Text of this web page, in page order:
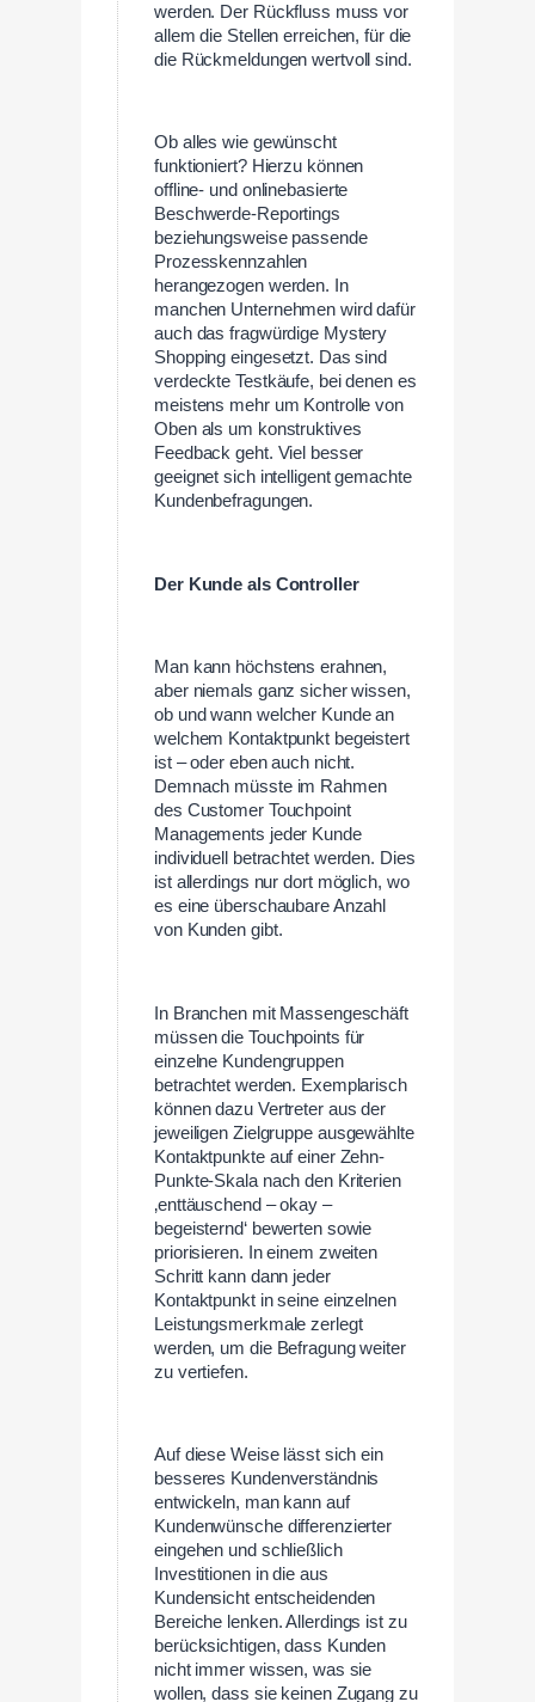
werden. Der Rückfluss muss vor
allem die Stellen erreichen, für die
die Rückmeldungen wertvoll sind.
Ob alles wie gewünscht
funktioniert? Hierzu können
offline- und onlinebasierte
Beschwerde-Reportings
beziehungsweise passende
Prozesskennzahlen
herangezogen werden. In
manchen Unternehmen wird dafür
auch das fragwürdige Mystery
Shopping eingesetzt. Das sind
verdeckte Testkäufe, bei denen es
meistens mehr um Kontrolle von
Oben als um konstruktives
Feedback geht. Viel besser
geeignet sich intelligent gemachte
Kundenbefragungen.
Der Kunde als Controller
Man kann höchstens erahnen,
aber niemals ganz sicher wissen,
ob und wann welcher Kunde an
welchem Kontaktpunkt begeistert
ist – oder eben auch nicht.
Demnach müsste im Rahmen
des Customer Touchpoint
Managements jeder Kunde
individuell betrachtet werden. Dies
ist allerdings nur dort möglich, wo
es eine überschaubare Anzahl
von Kunden gibt.
In Branchen mit Massengeschäft
müssen die Touchpoints für
einzelne Kundengruppen
betrachtet werden. Exemplarisch
können dazu Vertreter aus der
jeweiligen Zielgruppe ausgewählte
Kontaktpunkte auf einer Zehn-
Punkte-Skala nach den Kriterien
‚enttäuschend – okay –
begeisternd‘ bewerten sowie
priorisieren. In einem zweiten
Schritt kann dann jeder
Kontaktpunkt in seine einzelnen
Leistungsmerkmale zerlegt
werden, um die Befragung weiter
zu vertiefen.
Auf diese Weise lässt sich ein
besseres Kundenverständnis
entwickeln, man kann auf
Kundenwünsche differenzierter
eingehen und schließlich
Investitionen in die aus
Kundensicht entscheidenden
Bereiche lenken. Allerdings ist zu
berücksichtigen, dass Kunden
nicht immer wissen, was sie
wollen, dass sie keinen Zugang zu